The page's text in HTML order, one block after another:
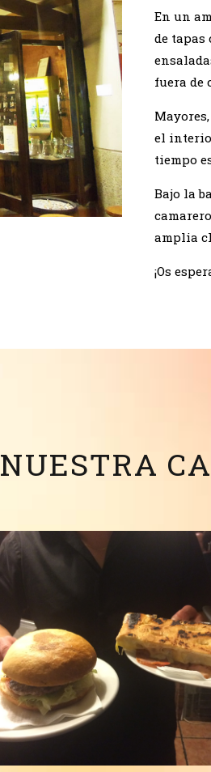
En un
de tapas
fuera de
el
tiempo
Bajo la
amplia
¡Os
NUESTRA